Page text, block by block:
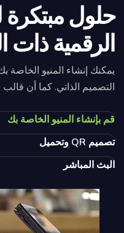
الرقمية ذات
يمكنك إنشاء المنيو الخاصة
التصميم الذاتي. كما أن قالب QR المتعدد يجعله أفضل.
قم بإنشاء المنيو الخاصة بك
تصميم QR وتحميل
البث المباشر